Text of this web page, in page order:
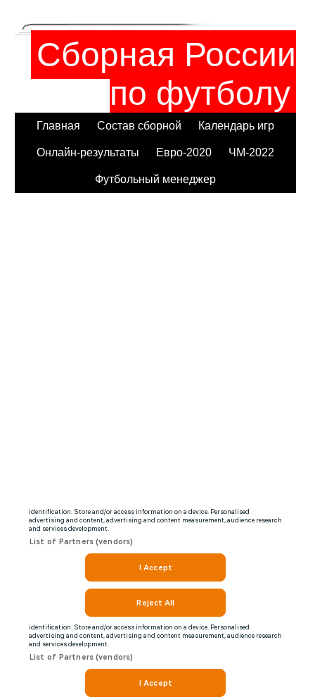
Сборная России
по футболу
Главная Состав сборной Календарь игр
Онлайн-результаты Евро-2020 ЧМ-2022
Футбольный менеджер